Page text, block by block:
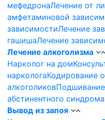
мефедронаЛечение от
амфетаминовой
зависимостиЛечение
гашишаЛечение
Лечение алкоголизма
Нарколог на дом
наркологаКодирование
алкоголиков
абстинентного синдрома
Вывод из запоя